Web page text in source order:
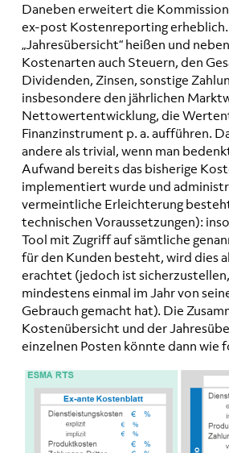
Daneben erweitert die
ex-post Kostenreporting erheblich.
„Jahresübersicht“ heißen und
Kostenarten auch Steuern, den
Dividenden, Zinsen, sonstige
insbesondere den jährlichen
Nettowertentwicklung, die
Finanzinstrument p. a. aufführen.
andere als trivial, wenn man
Aufwand bereits das bisherige
implementiert wurde und
vermeintliche Erleichterung
technischen Voraussetzungen):
Tool mit Zugriff auf sämtliche
für den Kunden besteht, wird dies
erachtet (jedoch ist
mindestens einmal im Jahr von
Gebrauch gemacht hat). Die
Kostenübersicht und der
einzelnen Posten könnte dann wie